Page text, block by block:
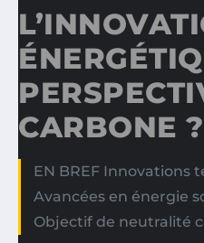
CARBONE ?
EN BREF Innovations
Avancées en énergie
Objectif de neutralité